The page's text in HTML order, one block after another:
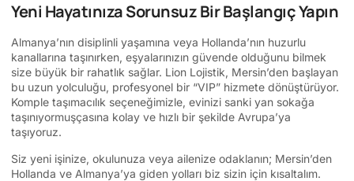
Yeni Hayatınıza Sorunsuz Bir Başlangıç Yapın
Almanya’nın disiplinli yaşamına veya Hollanda’nın huzurlu
kanallarına taşınırken, eşyalarınızın güvende olduğunu bilmek
size büyük bir rahatlık sağlar. Lion Lojistik, Mersin’den başlayan
bu uzun yolculuğu, profesyonel bir “VIP” hizmete dönüştürüyor.
Komple taşımacılık seçeneğimizle, evinizi sanki yan sokağa
taşınıyormuşçasına kolay ve hızlı bir şekilde Avrupa’ya
taşıyoruz.
Siz yeni işinize, okulunuza veya ailenize odaklanın; Mersin’den
Hollanda ve Almanya’ya giden yolları biz sizin için kısaltalım.